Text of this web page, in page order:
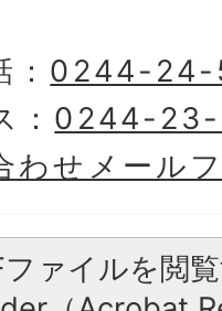
0244-
： 0244-
わせメール
ファイルを閲